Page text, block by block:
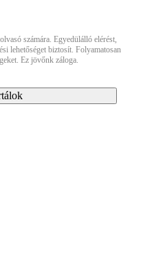
számára. Egyedülálló elérést,
lehetőséget biztosít. Folyamatosan
Ez jövőnk záloga.